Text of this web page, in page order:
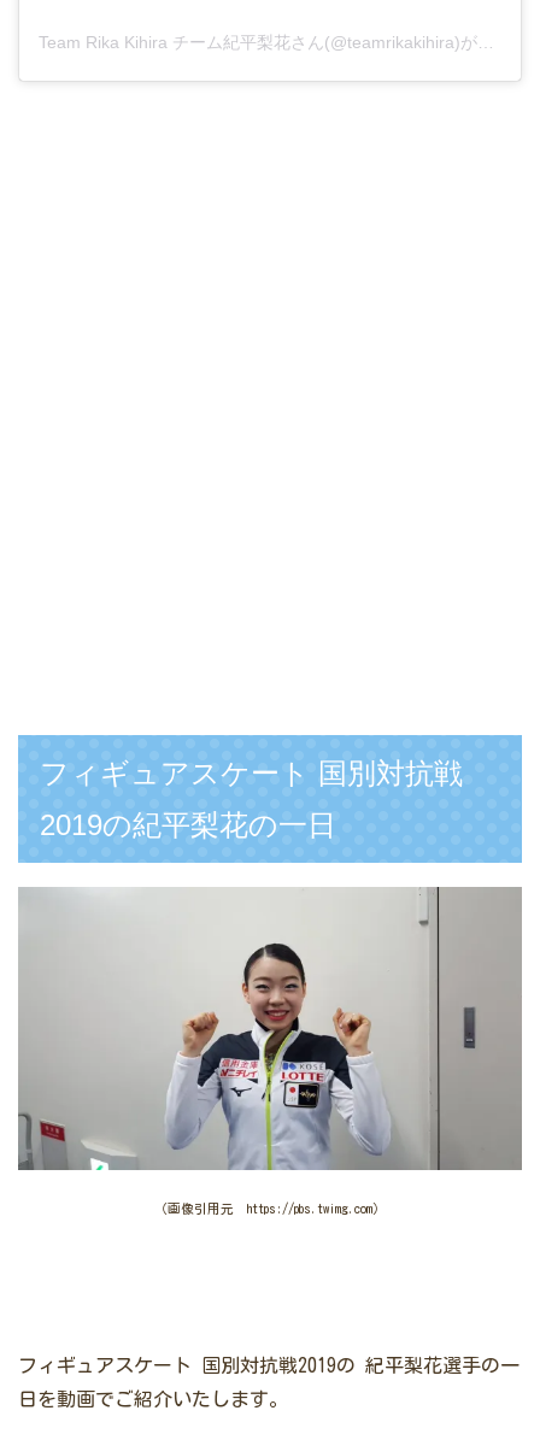
フィギュアスケート 国別対抗戦
2019の紀平梨花の一日
（画像引用元 https://pbs.twimg.com）
フィギュアスケート 国別対抗戦2019の 紀平梨花選手の一
日を動画でご紹介いたします。